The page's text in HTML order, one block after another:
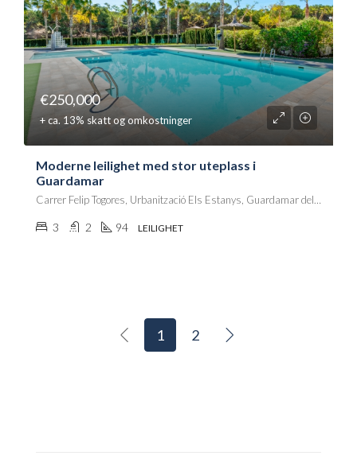
€250,000
+ ca. 13% skatt og omkostninger
Moderne leilighet med stor uteplass i
Guardamar
Carrer Felip Togores, Urbanització Els Estanys, Guardamar del Segura, el Baix Segura / La Vega Baja, Alacant / Alicante, Comunitat Valenciana, 03140, España
3 2 94 LEILIGHET
1 2